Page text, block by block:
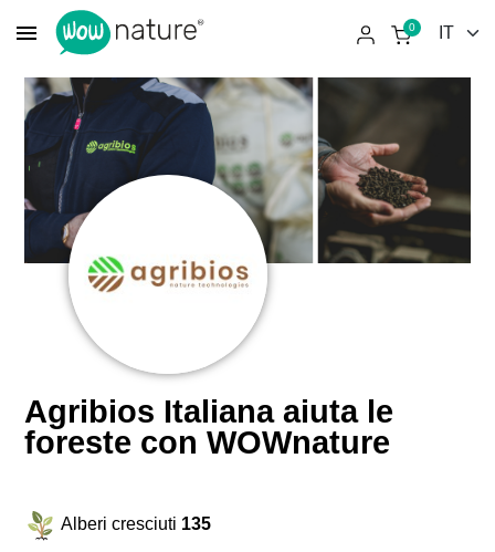
menu 0
Agribios Italiana aiuta le
foreste con WOWnature
Alberi cresciuti 135